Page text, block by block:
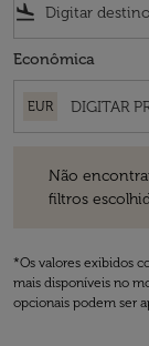
flight_land
Econômica
EUR
Não
filtros
*Os valores exibidos
mais disponíveis no
opcionais podem ser